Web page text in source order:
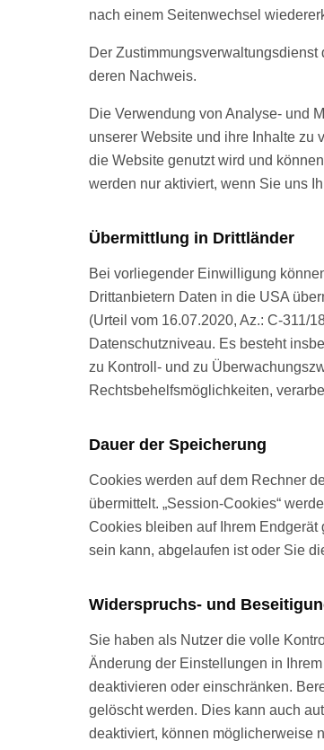
nach einem Seitenwechsel
Der
deren Nachweis.
Die Verwendung von Analyse- und
unserer Website und ihre Inhalte zu
die Website genutzt wird und
werden nur aktiviert, wenn Sie uns
Übermittlung in Drittländer
Bei vorliegender Einwilligung
Drittanbietern Daten in die USA
(Urteil vom 16.07.2020, Az.: C-311/
Datenschutzniveau. Es besteht
zu Kontroll- und zu
Rechtsbehelfsmöglichkeiten,
Dauer der Speicherung
Cookies werden auf dem Rechner
übermittelt. „Session-Cookies“
Cookies bleiben auf Ihrem
sein kann, abgelaufen ist oder Sie
Widerspruchs- und
Sie haben als Nutzer die volle
Änderung der Einstellungen in
deaktivieren oder einschränken.
gelöscht werden. Dies kann auch
deaktiviert, können möglicherweise